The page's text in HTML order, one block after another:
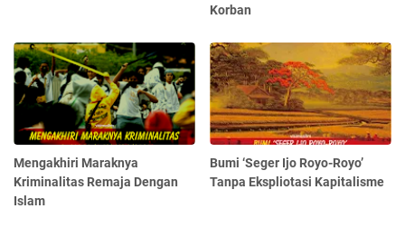
Korban
Mengakhiri Maraknya
Kriminalitas Remaja Dengan
Islam
Bumi ‘Seger Ijo Royo-Royo’
Tanpa Ekspliotasi Kapitalisme